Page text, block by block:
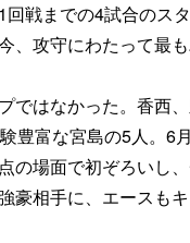
戦までの4試合のス
攻守にわたって最
ではなかった。香西
豊富な宮島の5人。6
の場面で初ぞろいし
豪相手に、エースも